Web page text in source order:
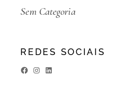
Sem Categoria
REDES SOCIAIS